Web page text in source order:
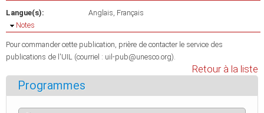
Langue(s): Anglais Français
Masquer
Notes
Pour commander cette publication, prière de contacter le service des
publications de l'UIL (courriel : uil-pub@unesco.org).
Retour à la liste
Programmes